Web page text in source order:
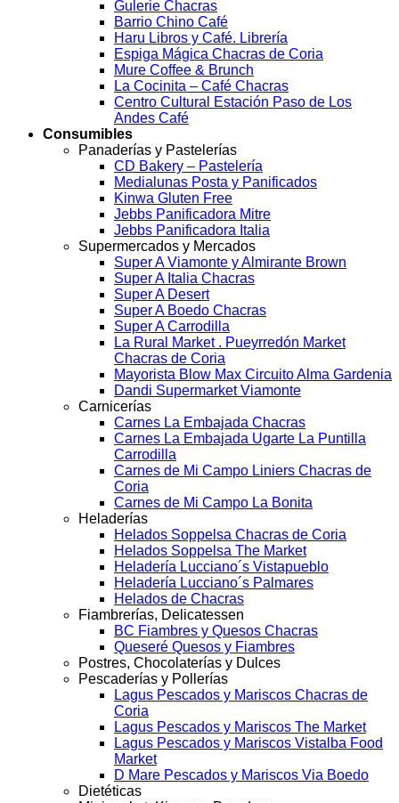
Gulerie Chacras
Barrio Chino Café
Haru Libros y Café. Librería
Espiga Mágica Chacras de Coria
Mure Coffee & Brunch
La Cocinita – Café Chacras
Centro Cultural Estación Paso de Los
Andes Café
Consumibles
Panaderías y Pastelerías
CD Bakery – Pastelería
Medialunas Posta y Panificados
Kinwa Gluten Free
Jebbs Panificadora Mitre
Jebbs Panificadora Italia
Supermercados y Mercados
Super A Viamonte y Almirante Brown
Super A Italia Chacras
Super A Desert
Super A Boedo Chacras
Super A Carrodilla
La Rural Market . Pueyrredón Market
Chacras de Coria
Mayorista Blow Max Circuito Alma Gardenia
Dandi Supermarket Viamonte
Carnicerías
Carnes La Embajada Chacras
Carnes La Embajada Ugarte La Puntilla
Carrodilla
Carnes de Mi Campo Liniers Chacras de
Coria
Carnes de Mi Campo La Bonita
Heladerías
Helados Soppelsa Chacras de Coria
Helados Soppelsa The Market
Heladería Lucciano´s Vistapueblo
Heladería Lucciano´s Palmares
Helados de Chacras
Fiambrerías, Delicatessen
BC Fiambres y Quesos Chacras
Queseré Quesos y Fiambres
Postres, Chocolaterías y Dulces
Pescaderías y Pollerías
Lagus Pescados y Mariscos Chacras de
Coria
Lagus Pescados y Mariscos The Market
Lagus Pescados y Mariscos Vistalba Food
Market
D Mare Pescados y Mariscos Via Boedo
Dietéticas